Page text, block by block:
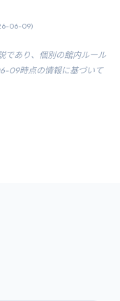
06-09)
であり、個別の館内ルール
09時点の情報に基づいて